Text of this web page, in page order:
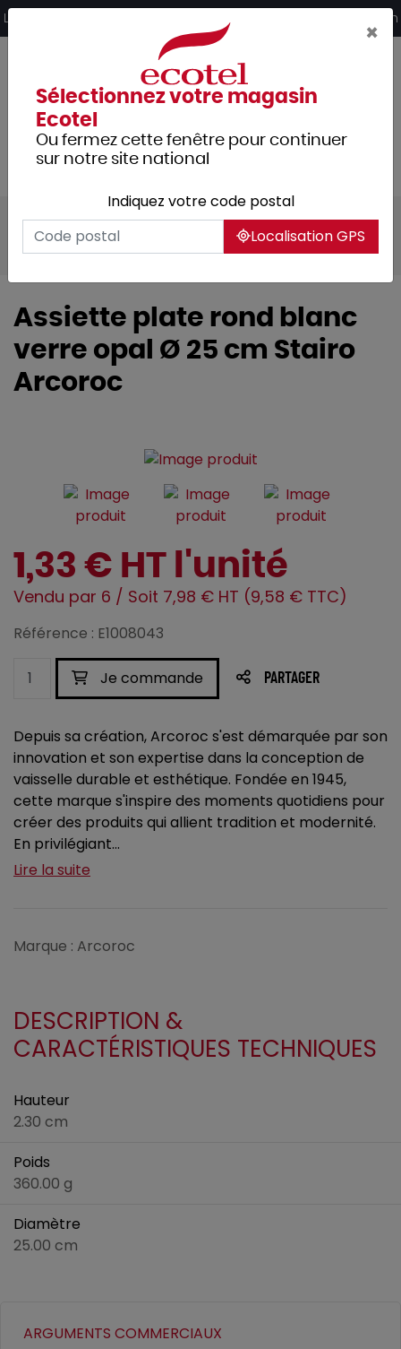
Livraison offerte dès 249€ HT d’achat et retrait 2h en magasin
Tous les produits
Arts de la table
Vaisselle
Assiettes & services
Assiette plate rond blanc
verre opal Ø 25 cm Stairo
Arcoroc
1,33 € HT l'unité
Vendu par 6 / Soit 7,98 € HT (9,58 € TTC)
Référence : E1008043
Je commande PARTAGER
Depuis sa création, Arcoroc s'est démarquée par son
innovation et son expertise dans la conception de
vaisselle durable et esthétique. Fondée en 1945,
cette marque s'inspire des moments quotidiens pour
créer des produits qui allient tradition et modernité.
En privilégiant...
Lire la suite
Marque : Arcoroc
DESCRIPTION &
CARACTÉRISTIQUES TECHNIQUES
Hauteur
2.30 cm
Poids
360.00 g
Diamètre
25.00 cm
ARGUMENTS COMMERCIAUX
×
Sélectionnez votre magasin
Ecotel
Ou fermez cette fenêtre pour continuer
sur notre site national
Indiquez votre code postal
Localisation GPS
Panneau de gestion des cookies